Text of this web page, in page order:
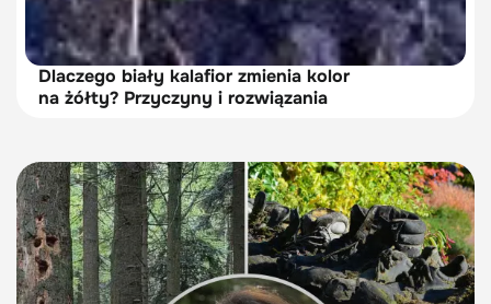
Dlaczego biały kalafior zmienia kolor
na żółty? Przyczyny i rozwiązania